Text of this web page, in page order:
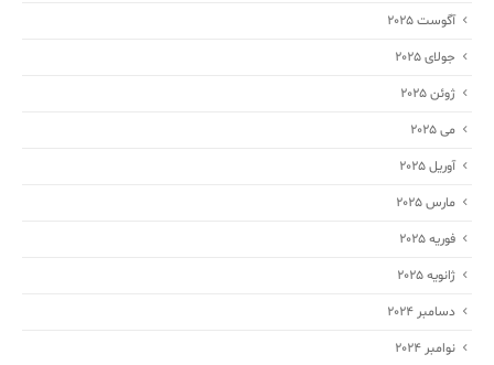
آگوست 2025
جولای 2025
ژوئن 2025
می 2025
آوریل 2025
مارس 2025
فوریه 2025
ژانویه 2025
دسامبر 2024
نوامبر 2024